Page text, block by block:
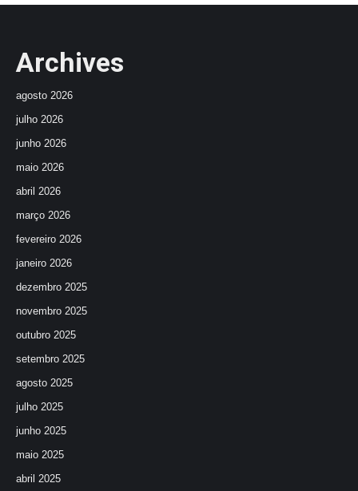
Archives
agosto 2026
julho 2026
junho 2026
maio 2026
abril 2026
março 2026
fevereiro 2026
janeiro 2026
dezembro 2025
novembro 2025
outubro 2025
setembro 2025
agosto 2025
julho 2025
junho 2025
maio 2025
abril 2025